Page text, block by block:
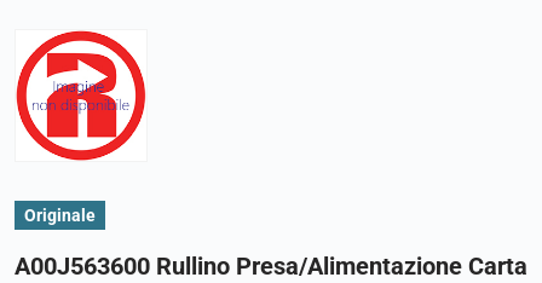
Originale
A00J563600 Rullino Presa/Alimentazione Carta